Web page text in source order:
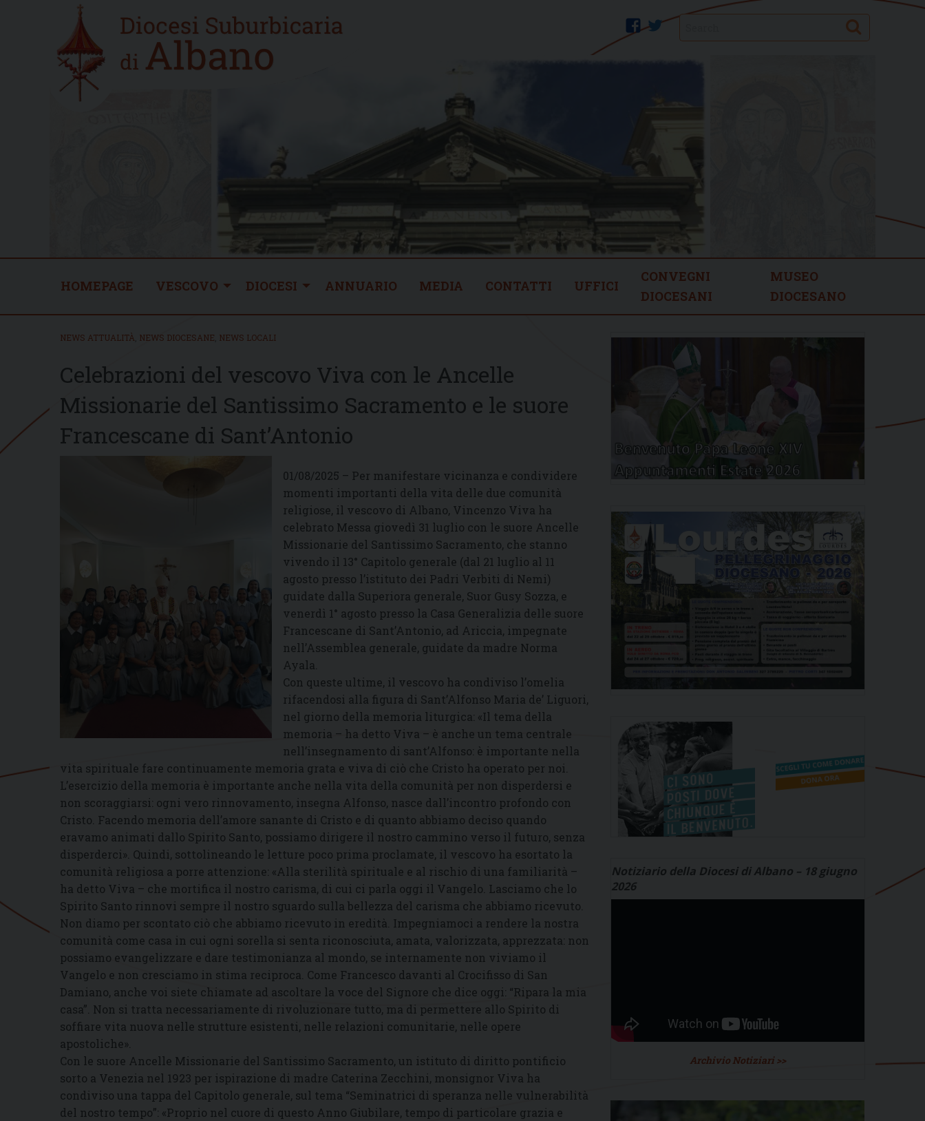
Home
new
twitter
facebook Search
HOMEPAGE VESCOVO DIOCESI ANNUARIO MEDIA CONTATTI UFFICI
CONVEGNI
DIOCESANI
MUSEO
DIOCESANO
NEWS ATTUALITÀ NEWS DIOCESANE NEWS LOCALI
Celebrazioni del vescovo Viva con le Ancelle
Missionarie del Santissimo Sacramento e le suore
Francescane di Sant’Antonio
01/08/2025 – Per manifestare vicinanza e condividere
momenti importanti della vita delle due comunità
religiose, il vescovo di Albano, Vincenzo Viva ha
celebrato Messa giovedì 31 luglio con le suore Ancelle
Missionarie del Santissimo Sacramento, che stanno
vivendo il 13° Capitolo generale (dal 21 luglio al 11
agosto presso l’istituto dei Padri Verbiti di Nemi)
guidate dalla Superiora generale, Suor Gusy Sozza, e
venerdì 1° agosto presso la Casa Generalizia delle suore
Francescane di Sant’Antonio, ad Ariccia, impegnate
nell’Assemblea generale, guidate da madre Norma
Ayala.
Con queste ultime, il vescovo ha condiviso l’omelia
rifacendosi alla figura di Sant’Alfonso Maria de’ Liguori,
nel giorno della memoria liturgica: «Il tema della
memoria – ha detto Viva – è anche un tema centrale
nell’insegnamento di sant’Alfonso: è importante nella
vita spirituale fare continuamente memoria grata e viva di ciò che Cristo ha operato per noi.
L’esercizio della memoria è importante anche nella vita della comunità per non disperdersi e
non scoraggiarsi: ogni vero rinnovamento, insegna Alfonso, nasce dall’incontro profondo con
Cristo. Facendo memoria dell’amore sanante di Cristo e di quanto abbiamo deciso quando
eravamo animati dallo Spirito Santo, possiamo dirigere il nostro cammino verso il futuro, senza
disperderci». Quindi, sottolineando le letture poco prima proclamate, il vescovo ha esortato la
comunità religiosa a porre attenzione: «Alla sterilità spirituale e al rischio di una familiarità –
ha detto Viva – che mortifica il nostro carisma, di cui ci parla oggi il Vangelo. Lasciamo che lo
Spirito Santo rinnovi sempre il nostro sguardo sulla bellezza del carisma che abbiamo ricevuto.
Non diamo per scontato ciò che abbiamo ricevuto in eredità. Impegniamoci a rendere la nostra
comunità come casa in cui ogni sorella si senta riconosciuta, amata, valorizzata, apprezzata: non
possiamo evangelizzare e dare testimonianza al mondo, se internamente non viviamo il
Vangelo e non cresciamo in stima reciproca. Come Francesco davanti al Crocifisso di San
Damiano, anche voi siete chiamate ad ascoltare la voce del Signore che dice oggi: “Ripara la mia
casa”. Non si tratta necessariamente di rivoluzionare tutto, ma di permettere allo Spirito di
soffiare vita nuova nelle strutture esistenti, nelle relazioni comunitarie, nelle opere
apostoliche».
Con le suore Ancelle Missionarie del Santissimo Sacramento, un istituto di diritto pontificio
sorto a Venezia nel 1923 per ispirazione di madre Caterina Zecchini, monsignor Viva ha
condiviso una tappa del Capitolo generale, sul tema “Seminatrici di speranza nelle vulnerabilità
del nostro tempo”: «Proprio nel cuore di questo Anno Giubilare, tempo di particolare grazia e
Notiziario della Diocesi di Albano – 18 giugno
2026
Archivio Notiziari >>